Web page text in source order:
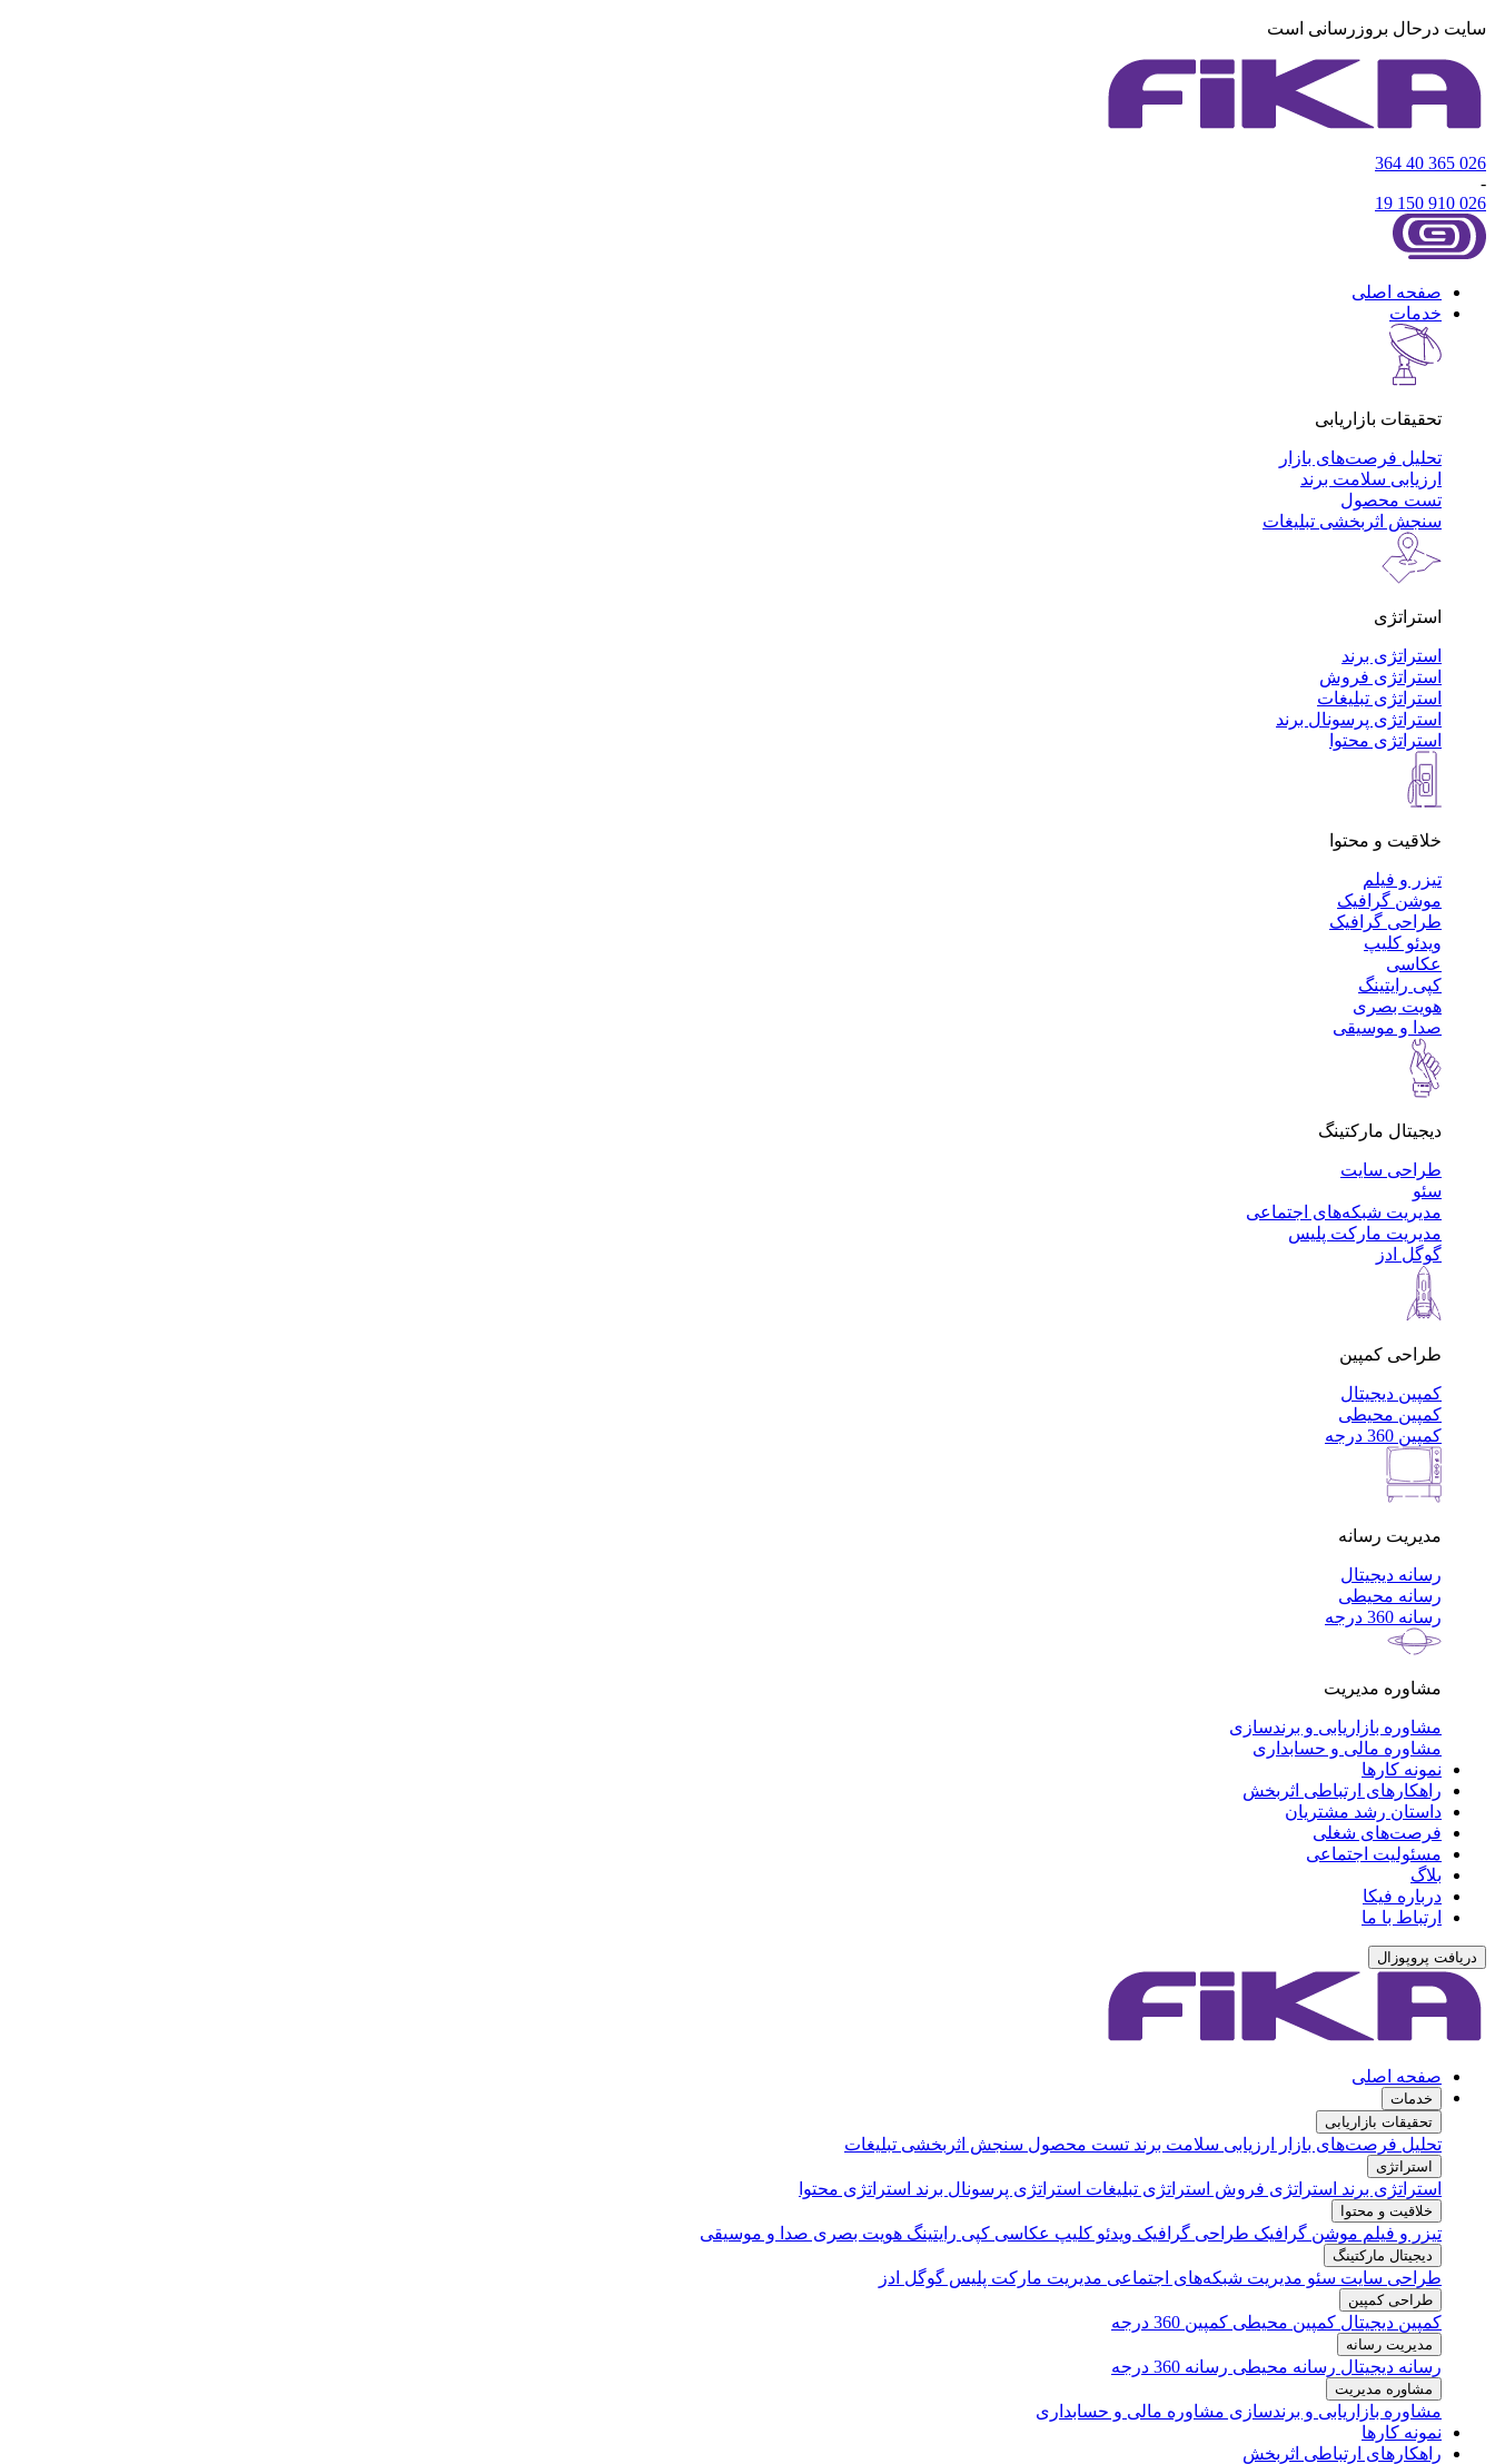
سایت درحال بروزرسانی است
026 365 40 364
-
026 910 150 19
صفحه اصلی
خدمات
تحقیقات بازاریابی
تحلیل فرصت‌های بازار
ارزیابی سلامت برند
تست محصول
سنجش اثربخشی تبلیغات
استراتژی
استراتژی برند
استراتژی فروش
استراتژی تبلیغات
استراتژی پرسونال برند
استراتژی محتوا
خلاقیت و محتوا
تیزر و فیلم
موشن گرافیک
طراحی گرافیک
ویدئو کلیپ
عکاسی
کپی رایتینگ
هویت بصری
صدا و موسیقی
دیجیتال مارکتینگ
طراحی سایت
سئو
مدیریت شبکه‌های اجتماعی
مدیریت مارکت پلیس
گوگل ادز
طراحی کمپین
کمپین دیجیتال
کمپین محیطی
کمپین 360 درجه
مدیریت رسانه
رسانه دیجیتال
رسانه محیطی
رسانه 360 درجه
مشاوره مدیریت
مشاوره بازاریابی و برندسازی
مشاوره مالی و حسابداری
نمونه کارها
راهکارهای ارتباطی اثربخش
داستان رشد مشتریان
فرصت‌های شغلی
مسئولیت اجتماعی
بلاگ
درباره فیکا
ارتباط با ما
دریافت پروپوزال
صفحه اصلی
خدمات
تحقیقات بازاریابی
تحلیل فرصت‌های بازار ارزیابی سلامت برند تست محصول سنجش اثربخشی تبلیغات
استراتژی
استراتژی برند استراتژی فروش استراتژی تبلیغات استراتژی پرسونال برند استراتژی محتوا
خلاقیت و محتوا
تیزر و فیلم موشن گرافیک طراحی گرافیک ویدئو کلیپ عکاسی کپی رایتینگ هویت بصری صدا و موسیقی
دیجیتال مارکتینگ
طراحی سایت سئو مدیریت شبکه‌های اجتماعی مدیریت مارکت پلیس گوگل ادز
طراحی کمپین
کمپین دیجیتال کمپین محیطی کمپین 360 درجه
مدیریت رسانه
رسانه دیجیتال رسانه محیطی رسانه 360 درجه
مشاوره مدیریت
مشاوره بازاریابی و برندسازی مشاوره مالی و حسابداری
نمونه کارها
راهکارهای ارتباطی اثربخش